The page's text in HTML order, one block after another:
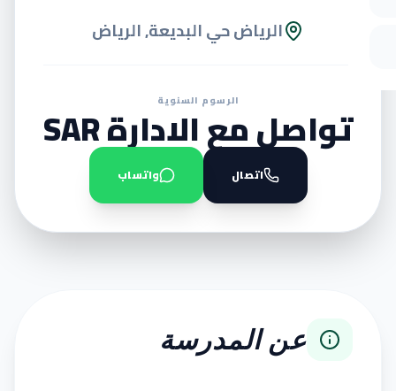
الرياض حي البديعة, الرياض
الرسوم السنوية
تواصل مع الادارة SAR
اتصال واتساب
عن المدرسة